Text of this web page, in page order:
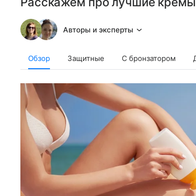
Авторы и эксперты
Обзор Защитные С бронзатором